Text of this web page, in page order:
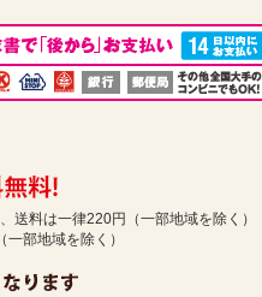
送料は一律220円（一部地域を除く）
部地域を除く）